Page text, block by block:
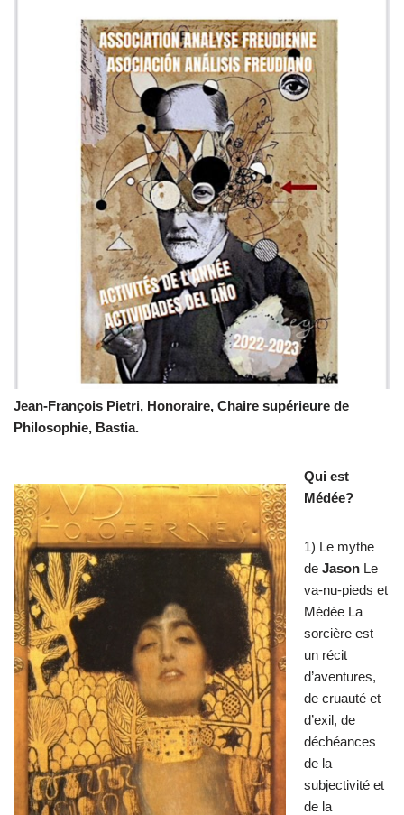
Jean-François Pietri, Honoraire, Chaire supérieure de
Philosophie, Bastia.
Qui est
Médée?
1) Le mythe
de Jason Le
va-nu-pieds et
Médée La
sorcière est
un récit
d’aventures,
de cruauté et
d’exil, de
déchéances
de la
subjectivité et
de la